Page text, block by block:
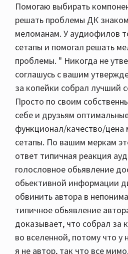
Помогаю выбирать
решать проблемы ДК
меломанам. У аудиофилов
сетапы и помогал решать
проблемы. " Никогда не
соглашусь с вашим
за копейки собрал лучший
Просто по своим
себе и друзьям
функционал/качество/цена
сетапы. По вашим меркам
ответ типичная реакция
голословное обьявление
обьективной информации
обвинить автора в
типичное обьявление
доказывает, что собрал за
во вселенной, потому что у
я не автор, так что все мимо.